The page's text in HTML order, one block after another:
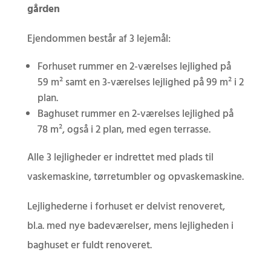
gården
Ejendommen består af 3 lejemål:
Forhuset rummer en 2-værelses lejlighed på
59 m² samt en 3-værelses lejlighed på 99 m² i 2
plan.
Baghuset rummer en 2-værelses lejlighed på
78 m², også i 2 plan, med egen terrasse.
Alle 3 lejligheder er indrettet med plads til
vaskemaskine, tørretumbler og opvaskemaskine.
Lejlighederne i forhuset er delvist renoveret,
bl.a. med nye badeværelser, mens lejligheden i
baghuset er fuldt renoveret.